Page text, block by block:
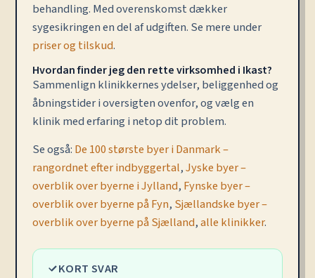
behandling. Med overenskomst dækker
sygesikringen en del af udgiften. Se mere under
priser og tilskud.
Hvordan finder jeg den rette virksomhed i Ikast?
Sammenlign klinikkernes ydelser, beliggenhed og
åbningstider i oversigten ovenfor, og vælg en
klinik med erfaring i netop dit problem.
Se også: De 100 største byer i Danmark –
rangordnet efter indbyggertal,Jyske byer –
overblik over byerne i Jylland, Fynske byer –
overblik over byerne på Fyn, Sjællandske byer –
overblik over byerne på Sjælland,alle klinikker.
KORT SVAR